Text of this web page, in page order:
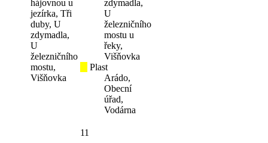
hájovnou u
jezírka, Tři
duby, U
zdymadla,
U
železničního
mostu,
Višňovka
zdymadla,
U
železničního
mostu u
řeky,
Višňovka
Plast
Arádo,
Obecní
úřad,
Vodárna
11